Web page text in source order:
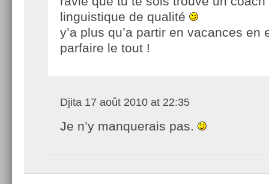
linguistique de qualité
y’a plus qu’a partir en vacances en
parfaire le tout !
Djita 17 août 2010 at 22:35
Je n’y manquerais pas.